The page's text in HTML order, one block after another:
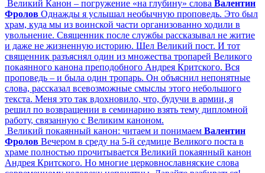
Великий Канон – погружение «на глубину» слова Валентин
Фролов Однажды я услышал необычную проповедь. Это был
храм, куда мы из воинской части организованно ходили в
увольнение. Священник после службы рассказывал не житие
и даже не жизненную историю. Шел Великий пост. И тот
священник разъяснял один из множества тропарей Великого
покаянного канона преподобного Андрея Критского. Вся
проповедь – и была один тропарь. Он объяснил непонятные
слова, рассказал всевозможные смыслы этого небольшого
текста. Меня это так вдохновило, что, будучи в армии, я
решил по возвращении в семинарию взять тему дипломной
работу, связанную с Великим каноном.
Великий покаянный канон: читаем и понимаем Валентин
Фролов Вечером в среду на 5-й седмице Великого поста в
храме полностью прочитывается Великий покаянный канон
Андрея Критского. Но многие церковнославняские слова